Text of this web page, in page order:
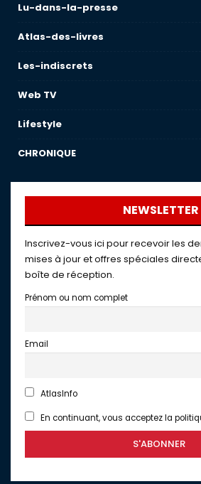
Lu-dans-la-presse
Atlas-des-livres
Les-indiscrets
Web TV
Lifestyle
CHRONIQUE
NEWSLETTER
Inscrivez-vous ici pour recevoir les
mises à jour et offres spéciales
boîte de réception.
Prénom ou nom complet
Email
AtlasInfo
En continuant, vous acceptez la